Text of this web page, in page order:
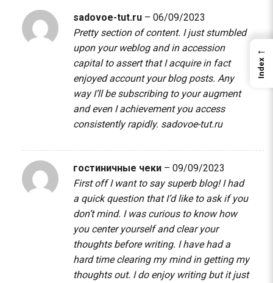
sadovoe-tut.ru – 06/09/2023
Pretty section of content. I just stumbled
upon your weblog and in accession
capital to assert that I acquire in fact
enjoyed account your blog posts. Any
way I’ll be subscribing to your augment
and even I achievement you access
consistently rapidly. sadovoe-tut.ru
гостиничные чеки – 09/09/2023
First off I want to say superb blog! I had
a quick question that I’d like to ask if you
don’t mind. I was curious to know how
you center yourself and clear your
thoughts before writing. I have had a
hard time clearing my mind in getting my
thoughts out. I do enjoy writing but it just
←
Index